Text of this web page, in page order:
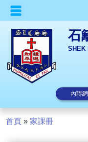
石
SHEK
內聯網
首頁 » 家課冊